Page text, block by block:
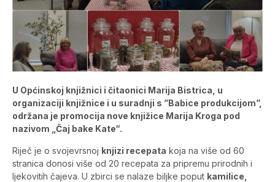
U Općinskoj knjižnici i čitaonici Marija Bistrica, u
organizaciji knjižnice i u suradnji s ”Babice produkcijom”,
održana je promocija nove knjižice Marija Kroga pod
nazivom „Čaj bake Kate“.
Riječ je o svojevrsnoj knjizi recepata koja na više od 60
stranica donosi više od 20 recepata za pripremu prirodnih i
ljekovitih čajeva. U zbirci se nalaze biljke poput kamilice,